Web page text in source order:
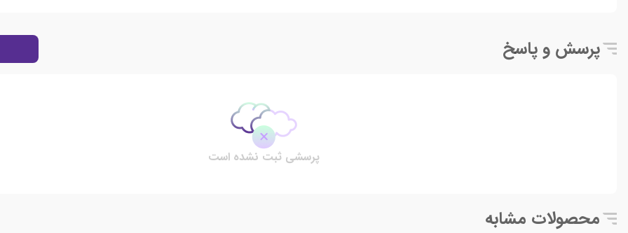
پرسش و پاسخ
پرسشی ثبت نشده است
محصولات مشابه